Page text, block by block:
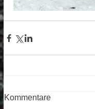
Kommentare